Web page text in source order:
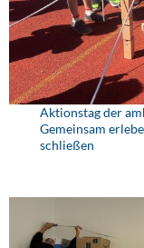
Aktionstag der
Gemeinsam
schließen